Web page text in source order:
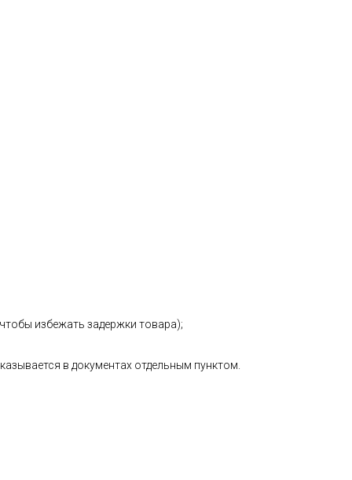
избежать задержки товара);
в документах отдельным пунктом.